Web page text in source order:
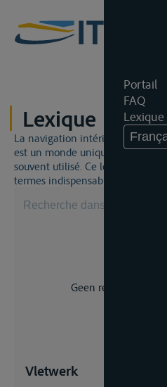
Portail
FAQ
Lexique
Lexique
La navigation intérieure et du
est un monde unique. Cela
souvent utilisé. Ce lexique vous
termes indispensables.
Geen resultaat voor
Vletwerk